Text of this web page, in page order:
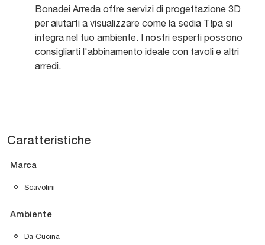
Bonadei Arreda offre servizi di progettazione 3D
per aiutarti a visualizzare come la sedia T!pa si
integra nel tuo ambiente. I nostri esperti possono
consigliarti l'abbinamento ideale con tavoli e altri
arredi.
Caratteristiche
Marca
Scavolini
Ambiente
Da Cucina